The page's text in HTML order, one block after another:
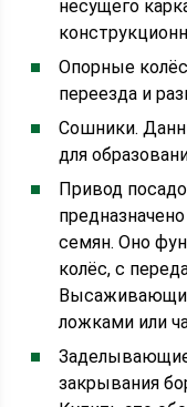
несущего
Опорные
переезда и
Сошники.
для
Привод
семян. Оно
колёс, с
ложками или
закрывания